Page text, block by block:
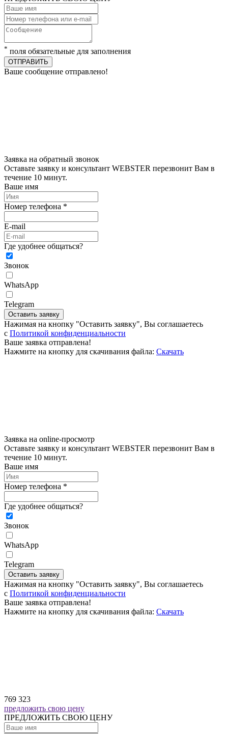
* поля обязательные для заполнения
ОТПРАВИТЬ
Ваше сообщение отправлено!
Заявка на обратный звонок
Оставьте заявку и консультант WEBSTER перезвонит Вам в
течение 10 минут.
Ваше имя
Номер телефона *
E-mail
Где удобнее общаться?
Звонок
WhatsApp
Telegram
Оставить заявку
Нажимая на кнопку "Оставить заявку", Вы соглашаетесь
c Политикой конфиденциальности
Ваше заявка отправлена!
Нажмите на кнопку для скачивания файла: Скачать
Заявка на online-просмотр
Оставьте заявку и консультант WEBSTER перезвонит Вам в
течение 10 минут.
Ваше имя
Номер телефона *
Где удобнее общаться?
Звонок
WhatsApp
Telegram
Оставить заявку
Нажимая на кнопку "Оставить заявку", Вы соглашаетесь
c Политикой конфиденциальности
Ваше заявка отправлена!
Нажмите на кнопку для скачивания файла: Скачать
769 323
предложить свою цену
ПРЕДЛОЖИТЬ СВОЮ ЦЕНУ